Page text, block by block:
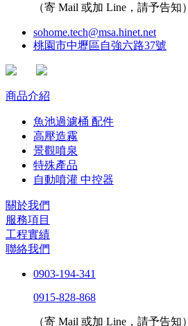
（寄 Mail 或加 Line，請予告知）
sohome.tech@msa.hinet.net
桃園市中壢區自強六路37號
商品介紹
魚池過濾桶 配件
高壓造霧
景觀噴泉
特殊產品
自動噴灌 中控器
關於我們
服務項目
工程實績
聯絡我們
0903-194-341
0915-828-868
（寄 Mail 或加 Line，請予告知）